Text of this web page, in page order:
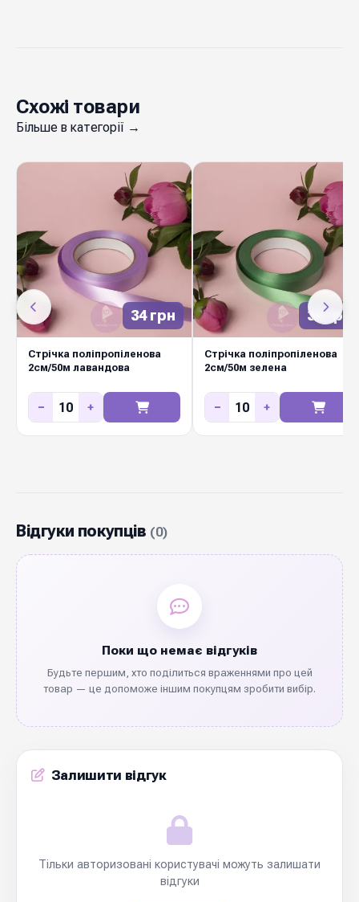
Схожі товари
Більше в категорії →
34 грн
Стрічка поліпропіленова
2см/50м лавандова
− +
34 грн
Стрічка поліпропіленова
2см/50м зелена
− +
Відгуки покупців (0)
Поки що немає відгуків
Будьте першим, хто поділиться враженнями про цей
товар — це допоможе іншим покупцям зробити вибір.
Залишити відгук
Тільки авторизовані користувачі можуть залишати
відгуки